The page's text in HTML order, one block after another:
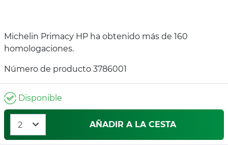
Michelin Primacy HP ha obtenido más de 160
homologaciones.
Número de producto 3786001
Disponible
AÑADIR A LA CESTA